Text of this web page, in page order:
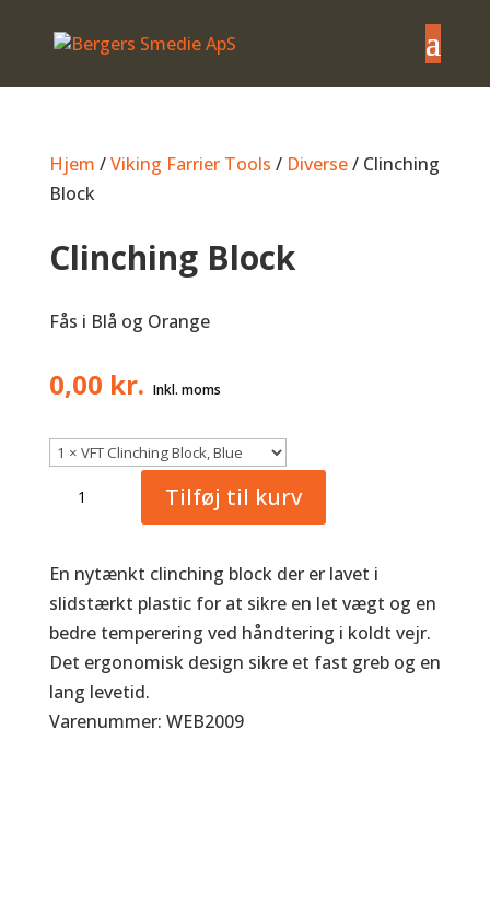
Hjem /Viking Farrier Tools / Diverse/ Clinching
Block
Clinching Block
Fås i Blå og Orange
0,00 kr.
Block
Tilføj til kurv
En nytænkt clinching block der er lavet i
slidstærkt plastic for at sikre en let vægt og en
bedre temperering ved håndtering i koldt vejr.
Det ergonomisk design sikre et fast greb og en
lang levetid.
Varenummer: WEB2009